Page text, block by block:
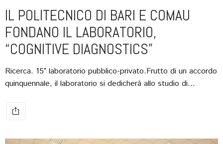
IL POLITECNICO DI BARI E COMAU
FONDANO IL LABORATORIO,
“COGNITIVE DIAGNOSTICS”
Ricerca. 15° laboratorio pubblico-privato.Frutto di un accordo
quinquennale, il laboratorio si dedicherà allo studio di…